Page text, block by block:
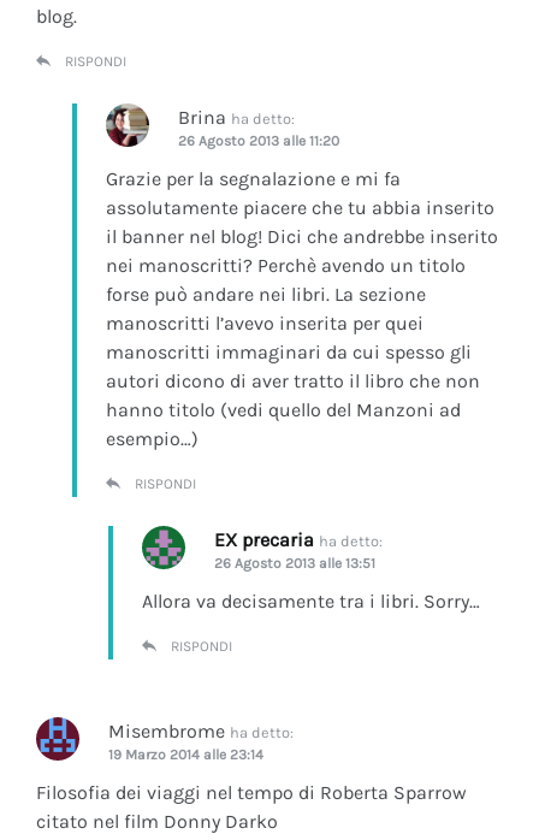
blog.
RISPONDI
Brina ha detto:
26 Agosto 2013 alle 11:20
Grazie per la segnalazione e mi fa
assolutamente piacere che tu abbia inserito
il banner nel blog! Dici che andrebbe inserito
nei manoscritti? Perchè avendo un titolo
forse può andare nei libri. La sezione
manoscritti l’avevo inserita per quei
manoscritti immaginari da cui spesso gli
autori dicono di aver tratto il libro che non
hanno titolo (vedi quello del Manzoni ad
esempio…)
RISPONDI
EX precaria ha detto:
26 Agosto 2013 alle 13:51
Allora va decisamente tra i libri. Sorry…
RISPONDI
Misembrome ha detto:
19 Marzo 2014 alle 23:14
Filosofia dei viaggi nel tempo di Roberta Sparrow
citato nel film Donny Darko